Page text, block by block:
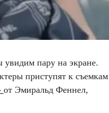
увидим пару на экране.
приступят к съемкам
от Эмиральд Феннел,